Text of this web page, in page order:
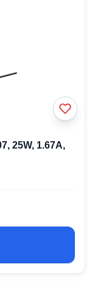
25W, 1.67A,